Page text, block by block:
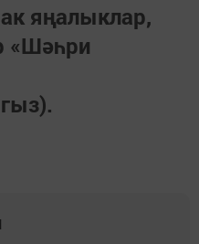
яңалыклар,
«Шәһри